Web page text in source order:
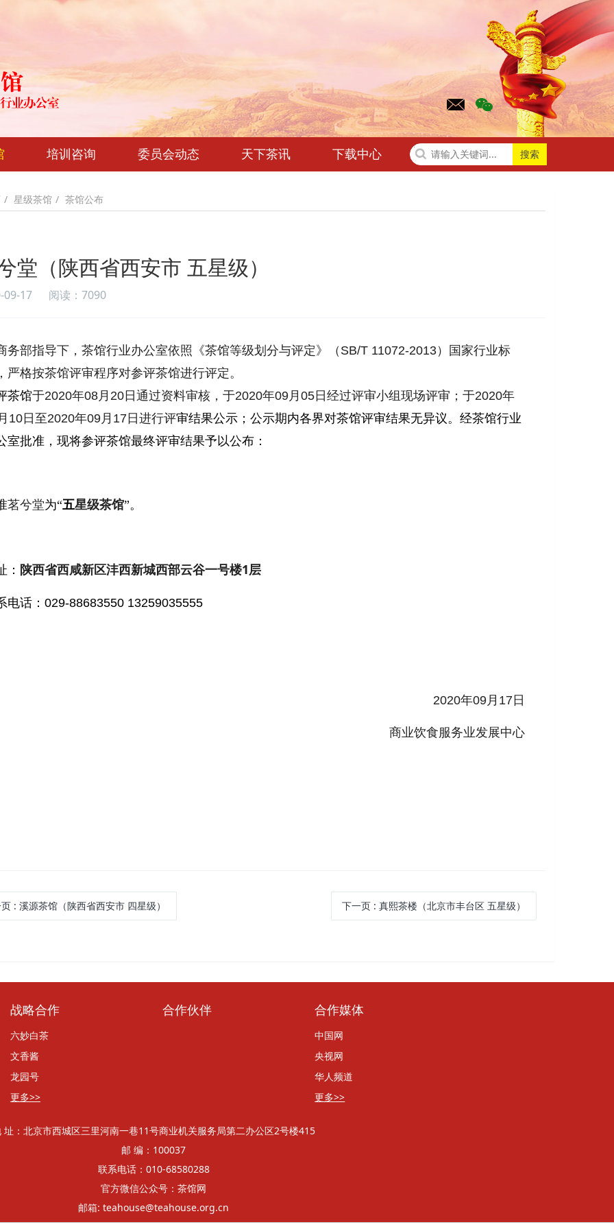
培训咨询 委员会动态 天下茶讯 下载中心 搜索
星级茶馆 茶馆公布
堂（陕西省西安市 五星级）
09-17 阅读：7090
务部指导下，茶馆行业办公室依照《茶馆等级划分与评定》（SB/T 11072-2013）国家行业标
严格按茶馆评审程序对参评茶馆进行评定。
茶馆于2020年08月20日通过资料审核，于2020年09月05日经过评审小组现场评审；于2020年
10日至2020年09月17日进行评审结果公示；公示期内各界对茶馆评审结果无异议。经茶馆行业
室批准，现将参评茶馆最终评审结果予以公布：
茗兮堂为“五星级茶馆”。
： 陕西省西咸新区沣西新城西部云谷一号楼1层
电话：029-88683550 13259035555
2020年09月17日
商业饮食服务业发展中心
: 溪源茶馆（陕西省西安市 四星级） 下一页 : 真熙茶楼（北京市丰台区 五星级）
战略合作
六妙白茶
文香酱
龙园号
更多>>
合作伙伴 合作媒体
中国网
央视网
华人频道
更多>>
址：北京市西城区三里河南一巷11号商业机关服务局第二办公区2号楼415
邮 编：100037
联系电话：010-68580288
官方微信公众号：茶馆网
邮箱: teahouse@teahouse.org.cn